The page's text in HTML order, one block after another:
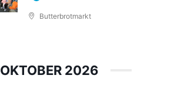
Butterbrotmarkt
OKTOBER 2026